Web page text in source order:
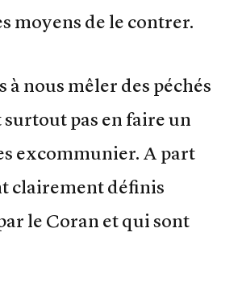
moyens de le contrer.
à nous mêler des péchés
surtout pas en faire un
excommunier. A part
clairement définis
le Coran et qui sont